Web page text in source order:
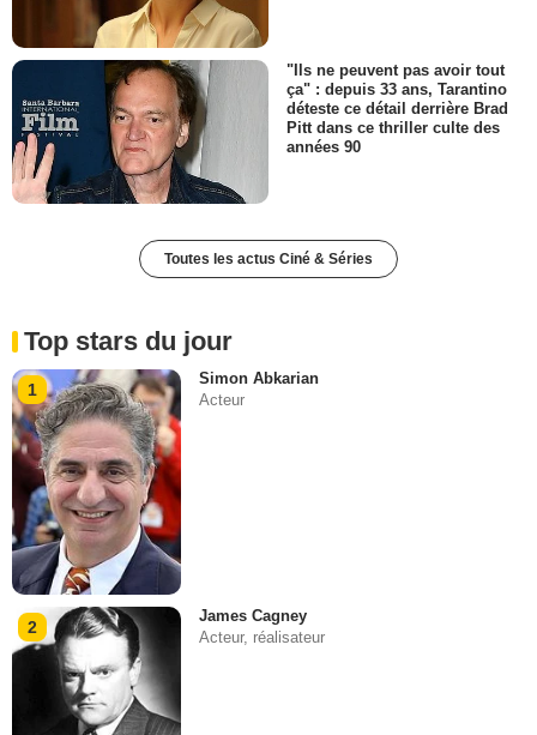
"Ils ne peuvent pas avoir tout
ça" : depuis 33 ans, Tarantino
déteste ce détail derrière Brad
Pitt dans ce thriller culte des
années 90
Toutes les actus Ciné & Séries
Top stars du jour
1
Simon Abkarian
Acteur
2
James Cagney
Acteur, réalisateur